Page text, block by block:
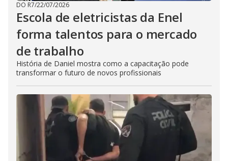
DO R7/22/07/2026
Escola de eletricistas da Enel
forma talentos para o mercado
de trabalho
História de Daniel mostra como a capacitação pode
transformar o futuro de novos profissionais